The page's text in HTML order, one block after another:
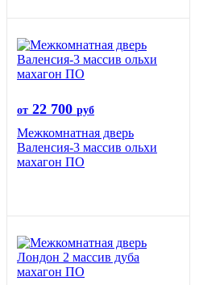
от 22 700 руб
Межкомнатная дверь
Валенсия-3 массив ольхи
махагон ПО